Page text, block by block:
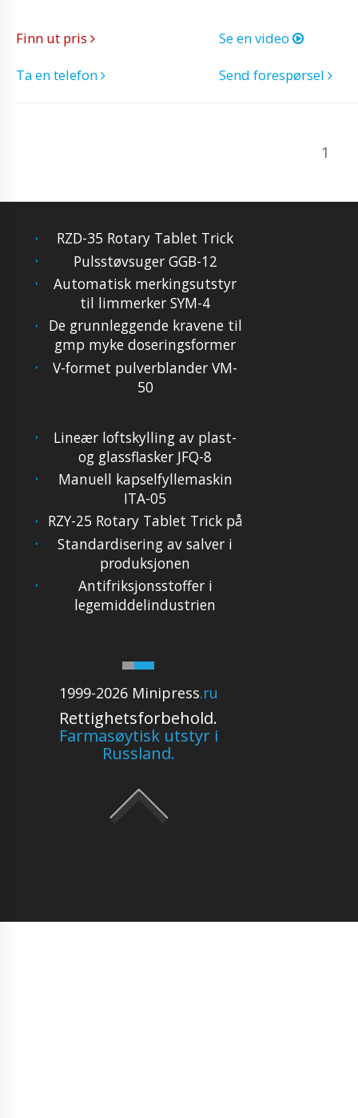
Finn ut pris
Se en video
Ta en telefon
Send forespørsel
1
RZD-35 Rotary Tablet Trick
Pulsstøvsuger GGB-12
Automatisk merkingsutstyr
til limmerker SYM-4
De grunnleggende kravene til
gmp myke doseringsformer
V-formet pulverblander VM-
50
1999-2026 Minipress.ru
Rettighetsforbehold.
Farmasøytisk utstyr i
Russland.
Lineær loftskylling av plast-
og glassflasker JFQ-8
Manuell kapselfyllemaskin
ITA-05
RZY-25 Rotary Tablet Trick på
Standardisering av salver i
produksjonen
Antifriksjonsstoffer i
legemiddelindustrien